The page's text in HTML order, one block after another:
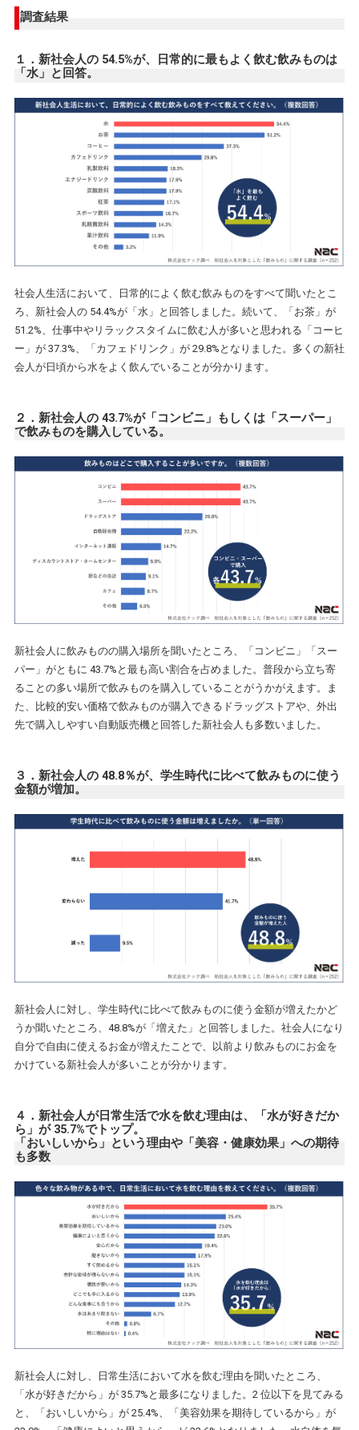
調査結果
１．新社会人の 54.5%が、日常的に最もよく飲む飲みものは
「水」と回答。
社会人生活において、日常的によく飲む飲みものをすべて聞いたとこ
ろ、新社会人の 54.4%が「水」と回答しました。続いて、「お茶」が
51.2%、仕事中やリラックスタイムに飲む人が多いと思われる「コーヒ
ー」が 37.3%、「カフェドリンク」が 29.8%となりました。多くの新社
会人が日頃から水をよく飲んでいることが分かります。
２．新社会人の 43.7%が「コンビニ」もしくは「スーパー」
で飲みものを購入している。
新社会人に飲みものの購入場所を聞いたところ、「コンビニ」「スー
パー」がともに 43.7%と最も高い割合を占めました。普段から立ち寄
ることの多い場所で飲みものを購入していることがうかがえます。ま
た、比較的安い価格で飲みものが購入できるドラッグストアや、外出
先で購入しやすい自動販売機と回答した新社会人も多数いました。
３．新社会人の 48.8％が、学生時代に比べて飲みものに使う
金額が増加。
新社会人に対し、学生時代に比べて飲みものに使う金額が増えたかど
うか聞いたところ、48.8%が「増えた」と回答しました。社会人になり
自分で自由に使えるお金が増えたことで、以前より飲みものにお金を
かけている新社会人が多いことが分かります。
４．新社会人が日常生活で水を飲む理由は、「水が好きだか
ら」が 35.7%でトップ。
「おいしいから」という理由や「美容・健康効果」への期待
も多数
新社会人に対し、日常生活において水を飲む理由を聞いたところ、
「水が好きだから」が 35.7%と最多になりました。2 位以下を見てみる
と、「おいしいから」が 25.4%、「美容効果を期待しているから」が